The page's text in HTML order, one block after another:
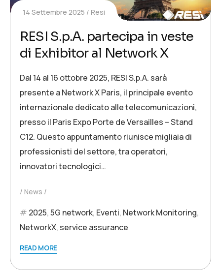
14 Settembre 2025 Resi
RESI S.p.A. partecipa in veste
di Exhibitor al Network X
Dal 14 al 16 ottobre 2025, RESI S.p.A. sarà
presente a Network X Paris, il principale evento
internazionale dedicato alle telecomunicazioni,
presso il Paris Expo Porte de Versailles – Stand
C12. Questo appuntamento riunisce migliaia di
professionisti del settore, tra operatori,
innovatori tecnologici…
News
2025,5G network, Eventi, Network Monitoring,
NetworkX, service assurance
READ MORE